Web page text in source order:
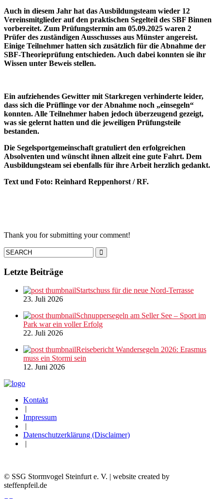
Auch in diesem Jahr hat das Ausbildungsteam wieder 12
Vereinsmitglieder auf den praktischen Segelteil des SBF Binnen
vorbereitet. Zum Prüfungstermin am 05.09.2025 waren 2
Prüfer des zuständigen Ausschusses aus Münster angereist.
Einige Teilnehmer hatten sich zusätzlich für die Abnahme der
SBF-Theorieprüfung entschieden. Auch dabei konnten sie ihr
Wissen unter Beweis stellen.
Ein aufziehendes Gewitter mit Starkregen verhinderte leider,
dass sich die Prüflinge vor der Abnahme noch „einsegeln“
konnten. Alle Teilnehmer haben jedoch überzeugend gezeigt,
was sie gelernt hatten und die jeweiligen Prüfungsteile
bestanden.
Die Segelsportgemeinschaft gratuliert den erfolgreichen
Absolventen und wünscht ihnen allzeit eine gute Fahrt. Dem
Ausbildungsteam sei ebenfalls für ihre Arbeit herzlich gedankt.
Text und Foto: Reinhard Reppenhorst / RF.
Thank you for submitting your comment!
Letzte Beiträge
Startschuss für die neue Nord-Terrasse
23. Juli 2026
Schnuppersegeln am Seller See – Sport im
Park war ein voller Erfolg
22. Juli 2026
Reisebericht Wandersegeln 2026: Erasmus
muss ein Stormi sein
12. Juni 2026
Kontakt
|
Impressum
|
Datenschutzerklärung (Disclaimer)
|
© SSG Stormvogel Steinfurt e. V. | website created by
steffenpfeil.de